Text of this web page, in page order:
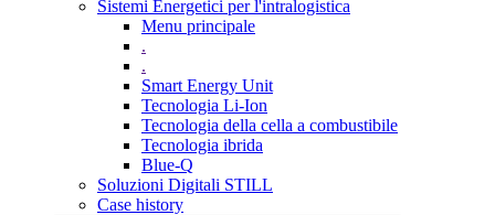
Sistemi Energetici per l'intralogistica
Menu principale
.
.
Smart Energy Unit
Tecnologia Li-Ion
Tecnologia della cella a combustibile
Tecnologia ibrida
Blue-Q
Soluzioni Digitali STILL
Case history